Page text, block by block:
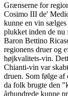
Grænserne for
Cosimo III de'
kunne en vin
plukket inden de nu
Baron Bettino
regionens druer og
højkvalitets-vin.
Chianti-vin var
druen. Som følge af
da folk brugte den
århundrede kunne